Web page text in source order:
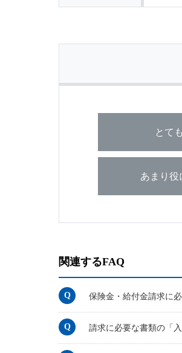
とて
あまり役
関連するFAQ
保険金・給付金請求に
請求に必要な書類の「